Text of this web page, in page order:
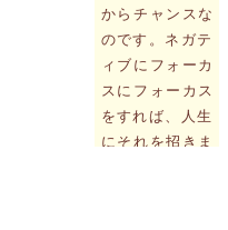
からチャンスな
のです。 ネガテ
ィブにフォーカ
スにフォーカス
をすれば、
人生
にそれを招きま